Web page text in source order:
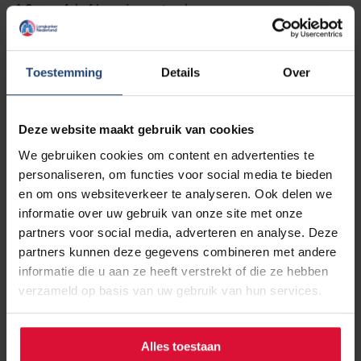
Toestemming Details Over
Deze website maakt gebruik van cookies
We gebruiken cookies om content en advertenties te
personaliseren, om functies voor social media te bieden
en om ons websiteverkeer te analyseren. Ook delen we
informatie over uw gebruik van onze site met onze
partners voor social media, adverteren en analyse. Deze
partners kunnen deze gegevens combineren met andere
informatie die u aan ze heeft verstrekt of die ze hebben
verzameld op basis van uw gebruik van hun services.
Alles toestaan
A Spoonful of Love is een boek van een
ervaringsdeskundige voor lotgenoten. Want Odette
begrijpt als geen ander dat iemand die een chemokuur
ondergaat soms 's middags spontaan trek kan hebben in